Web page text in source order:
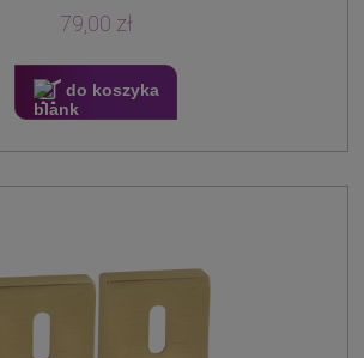
79,00 zł
do koszyka